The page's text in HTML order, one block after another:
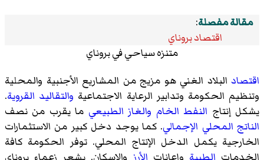
مقالة مفصلة:
اقتصاد بروناي
متنزه سياحي في بروناي
اقتصاد البلاد الغني هو مزيج من المشاريع الأجنبية والمحلية
وتنظيم الحكومة وتدابير الرعاية الاجتماعية والتقاليد القروية.
يشكل إنتاج النفط الخام والغاز الطبيعي ما يقرب من نصف
الناتج المحلي الإجمالي. كما يوجد دخل كبير من الاستثمارات
الخارجية يكمل الدخل الإنتاج المحلي. توفر الحكومة كافة
الخدمات الطبية وإعانات الأرز والإسكان. يشعر زعماء بروناي